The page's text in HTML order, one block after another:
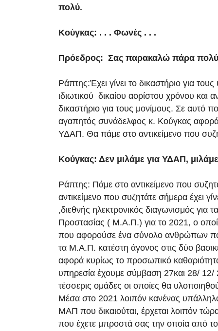
πολύ.
Κούγκας: . . . Φωνές . . .
Πρόεδρος: Σας παρακαλώ πάρα
Ράπτης:Έχει γίνει το δικαστήριο για
ιδιωτικού δικαίου αορίστου χρόνου και
δικαστήριο για τους μονίμους. Σε αυτό
αγαπητός συνάδελφος κ. Κούγκας
ΥΔΑΠ. Θα πάμε στο αντικείμενο που
Κούγκας: Δεν μιλάμε για ΥΔΑΠ,
Ράπτης: Πάμε στο αντικείμενο που
αντικείμενο που συζητάτε σήμερα έχει
,διεθνής ηλεκτρονικός διαγωνισμός για
Προστασίας ( Μ.Α.Π.) για το 2021, ο
που αφορούσε ένα σύνολο ανθρώπων
τα Μ.Α.Π. κατέστη άγονος στις δύο
αφορά κυρίως το προσωπικό
υπηρεσία έχουμε σύμβαση 27και 28/ 12/
τέσσερις ομάδες οι οποίες θα
Μέσα στο 2021 λοιπόν κανένας
ΜΑΠ που δικαιούται, έρχεται λοιπόν
που έχετε μπροστά σας την οποία από